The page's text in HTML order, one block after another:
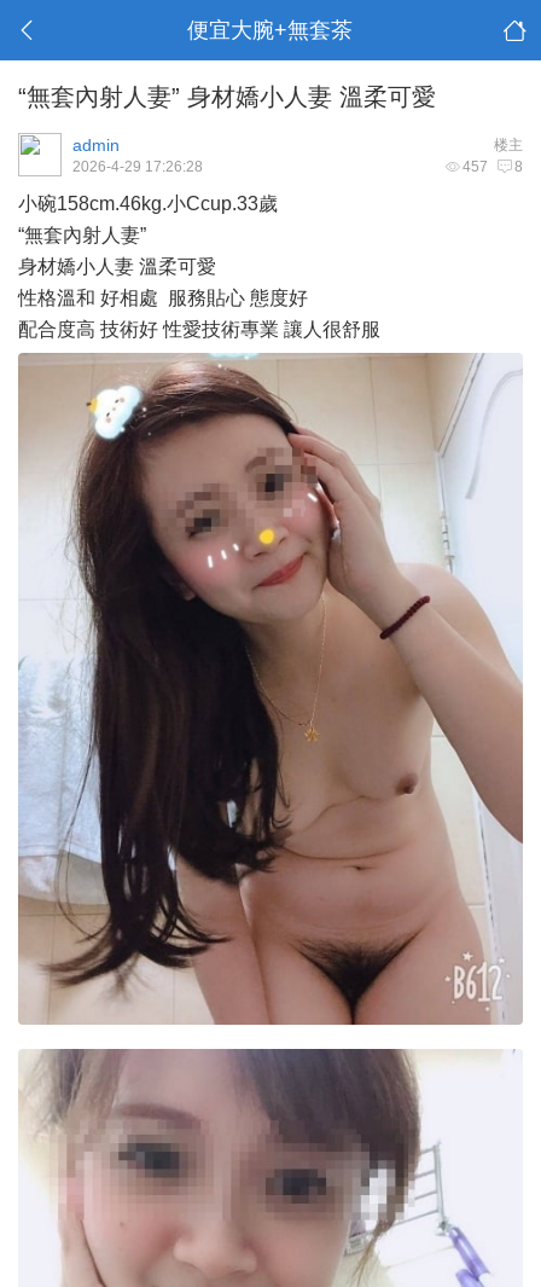
便宜大腕+無套茶
“無套內射人妻” 身材嬌小人妻 溫柔可愛
楼主
admin
457 8
2026-4-29 17:26:28
小碗158cm.46kg.小Ccup.33歲
“無套內射人妻”
身材嬌小人妻 溫柔可愛
性格溫和 好相處 服務貼心 態度好
配合度高 技術好 性愛技術專業 讓人很舒服